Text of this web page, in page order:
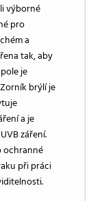
výborné
pro
a
tak, aby
je
brýlí je
a je
záření.
ochranné
při práci